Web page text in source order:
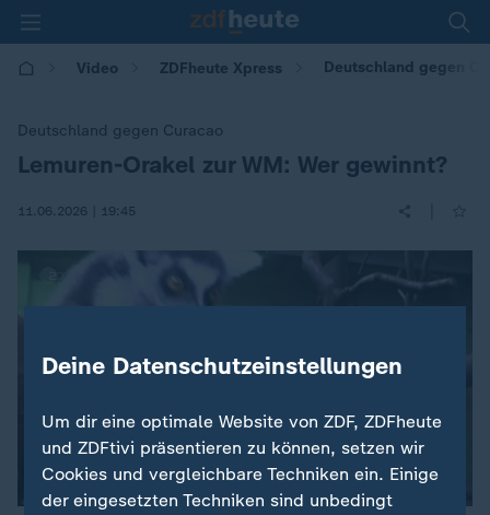
Video ZDFheute Xpress Deutschland gegen
Deutschland gegen Curacao
:Lemuren-Orakel zur WM: Wer gewinnt?
11.06.2026 | 19:45
Deine Datenschutzeinstellungen
Um dir eine optimale Website von ZDF, ZDFheute
und ZDFtivi präsentieren zu können, setzen wir
Cookies und vergleichbare Techniken ein. Einige
der eingesetzten Techniken sind unbedingt